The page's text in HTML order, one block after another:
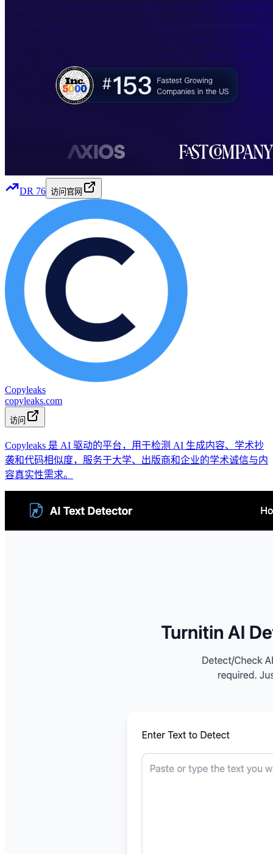
DR 76 访问官网
Copyleaks
copyleaks.com
访问
Copyleaks 是 AI 驱动的平台，用于检测 AI 生成内容、学术抄
袭和代码相似度，服务于大学、出版商和企业的学术诚信与内
容真实性需求。